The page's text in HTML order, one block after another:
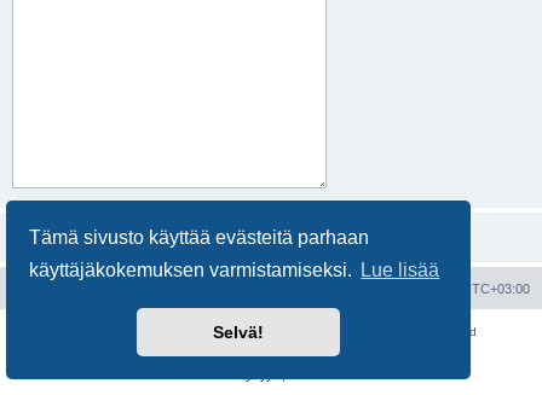
Tämä sivusto käyttää evästeitä parhaan
käyttäjäkokemuksen varmistamiseksi.
Lue lisää
Selvä!
UTC+03:00
Keskustelufoorumin ohjelmistophpBB
® Forum Software © phpBB Limited
Käännös: phpBB Suomi (lurttinen, harritapio, Pettis)